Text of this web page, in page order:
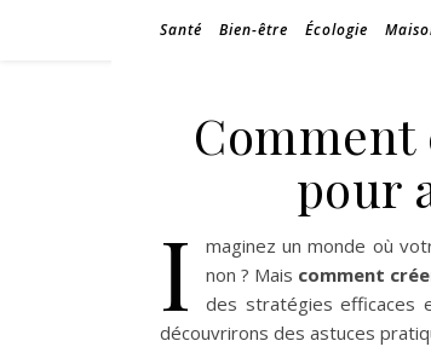
Santé Bien-être Écologie
pour
I
maginez un monde où
non ? Mais comment
des stratégies efficaces
découvrirons des astuces